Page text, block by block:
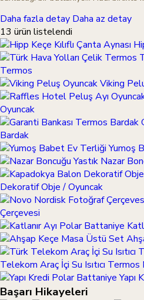
Daha fazla detay Daha az detay
13 ürün listelendi
Termos
Viking
Oyuncak
Bardak
Yumoş
Nazar
Dekoratif Obje / Oyuncak
Çerçevesi
Telekom Araç İçi Su Isıtıcı
Yapı
Başarı Hikayeleri